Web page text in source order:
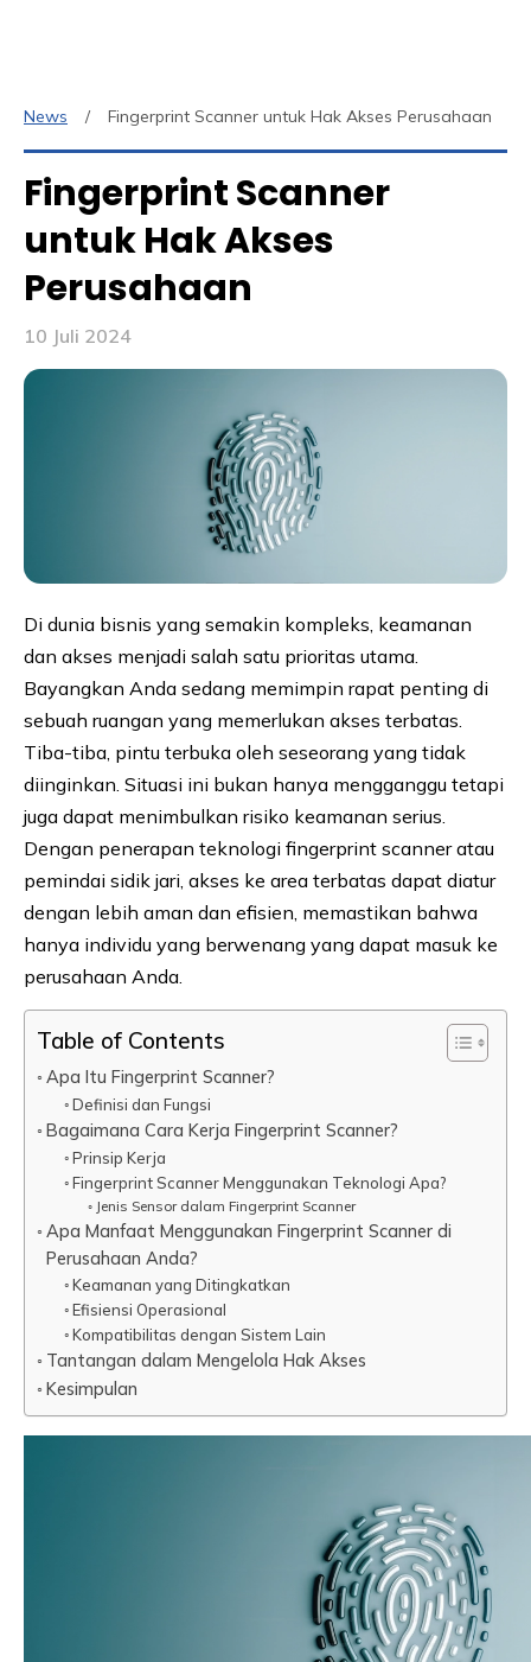
News Fingerprint Scanner untuk Hak Akses Perusahaan
Fingerprint Scanner
untuk Hak Akses
Perusahaan
10 Juli 2024
Di dunia bisnis yang semakin kompleks, keamanan
dan akses menjadi salah satu prioritas utama.
Bayangkan Anda sedang memimpin rapat penting di
sebuah ruangan yang memerlukan akses terbatas.
Tiba-tiba, pintu terbuka oleh seseorang yang tidak
diinginkan. Situasi ini bukan hanya mengganggu tetapi
juga dapat menimbulkan risiko keamanan serius.
Dengan penerapan teknologi fingerprint scanner atau
pemindai sidik jari, akses ke area terbatas dapat diatur
dengan lebih aman dan efisien, memastikan bahwa
hanya individu yang berwenang yang dapat masuk ke
perusahaan Anda.
Table of Contents
Apa Itu Fingerprint Scanner?
Definisi dan Fungsi
Bagaimana Cara Kerja Fingerprint Scanner?
Prinsip Kerja
Fingerprint Scanner Menggunakan Teknologi Apa?
Jenis Sensor dalam Fingerprint Scanner
Apa Manfaat Menggunakan Fingerprint Scanner di
Perusahaan Anda?
Keamanan yang Ditingkatkan
Efisiensi Operasional
Kompatibilitas dengan Sistem Lain
Tantangan dalam Mengelola Hak Akses
Kesimpulan